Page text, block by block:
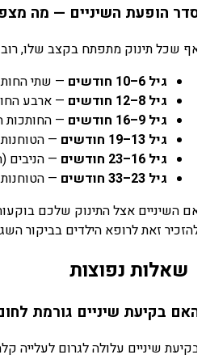
הופעת השיניים — מה
שכל תינוק מתפתח בקצב שלו, רוב
גיל 6–10 חודשים
— שתי
גיל 8–12 חודשים
— ארבע
גיל 9–16 חודשים
— החותכות
גיל 13–19 חודשים
— הטוחנות
גיל 16–23 חודשים
— הניבים
גיל 23–33 חודשים
— הטוחנות
זאת לרופא הילדים בביקור
שאלות נפוצות
בקיעת שיניים גורמת
שיניים עלולה לגרום לעלייה קלה מאוד בחום הגוף, אך לא לחום גבוה (מעל 38 מעלות).